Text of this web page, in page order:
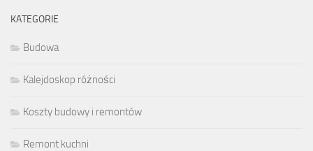
KATEGORIE
Budowa
Kalejdoskop różności
Koszty budowy i remontów
Remont kuchni